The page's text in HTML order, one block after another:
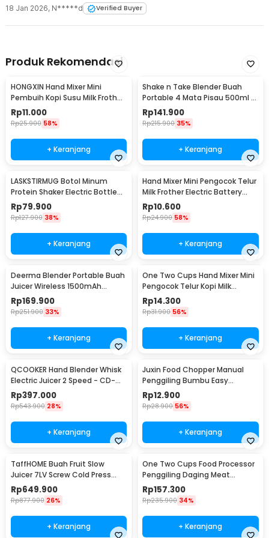
Rincian yang Anda dapatkan untuk pembelian produk ini:
1 x One Two Cups Hand Mixer Mini Pengocok Telur Susu Milk
Frother Battery - HMP30
18 Jan 2026, N*****d Verified Buyer
Produk Rekomendasi
HONGXIN Hand Mixer Mini
Pembuih Kopi Susu Milk Frother
Battery Power - MS-3089
Rp11.000
Rp25.900 58%
+ Keranjang
Shake n Take Blender Buah
Portable 4 Mata Pisau 500ml -
VT-04
Rp141.900
Rp215.900 35%
+ Keranjang
LASKSTIRMUG Botol Minum
Protein Shaker Electric Bottle
BPA Free 480ml - 1505
Rp79.900
Rp127.900 38%
+ Keranjang
Hand Mixer Mini Pengocok Telur
Milk Frother Electric Battery
Power - HMP16
Rp10.600
Rp24.900 58%
+ Keranjang
Deerma Blender Portable Buah
Juicer Wireless 1500mAh
400ml - DEM-NU05
Rp169.900
Rp251.900 33%
+ Keranjang
One Two Cups Hand Mixer Mini
Pengocok Telur Kopi Milk
Frother Battery - HMP35
Rp14.300
Rp31.900 56%
+ Keranjang
QCOOKER Hand Blender Whisk
Electric Juicer 2 Speed - CD-
HB01
Rp397.000
Rp543.900 28%
+ Keranjang
Juxin Food Chopper Manual
Penggiling Bumbu Easy
Operation 230ml - JX10
Rp12.900
Rp28.900 56%
+ Keranjang
TaffHOME Buah Fruit Slow
Juicer 7LV Screw Cold Press
Extractor Machine - JE-B03BH
Rp649.900
Rp877.900 26%
+ Keranjang
One Two Cups Food Processor
Penggiling Daging Meat
Grinder 2L 200W - JJ-1966
Rp157.300
Rp235.900 34%
+ Keranjang